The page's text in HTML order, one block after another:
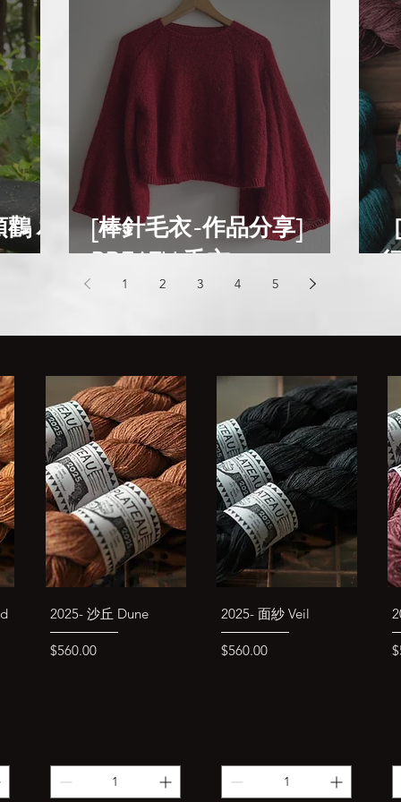
ハ
[棒針毛衣-作品分享]
BREATH 毛衣
1 2 3 4 5
快速瀏覽
2025- 沙丘 Dune
價格
$560.00
快速瀏覽
2025- 面紗 Veil
價格
$560.00